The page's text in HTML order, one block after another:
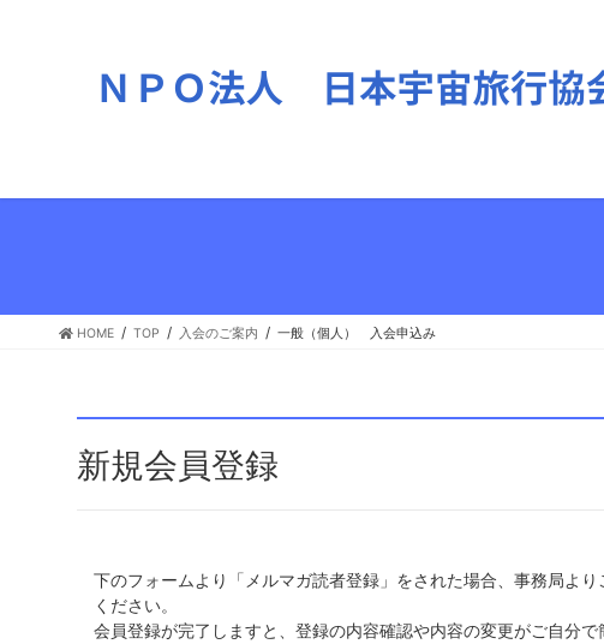
HOME TOP 入会のご案内 一般（個人） 入会申込み
新規会員登録
下のフォームより「メルマガ読者登録」をされた場合、事務局よ
ください。
会員登録が完了しますと、登録の内容確認や内容の変更がご自分